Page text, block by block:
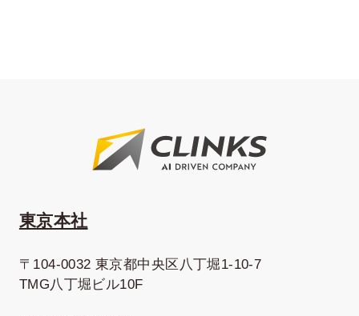
東京本社
〒104-0032 東京都中央区八丁堀1-10-7
TMG八丁堀ビル10F